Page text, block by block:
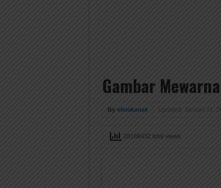
Gambar
By ebookanak Updated: Januari 21,
28188432 total views